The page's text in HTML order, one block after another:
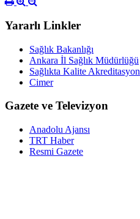
Yararlı Linkler
Sağlık Bakanlığı
Ankara İl Sağlık Müdürlüğü
Sağlıkta Kalite Akreditasyon
Cimer
Gazete ve Televizyon
Anadolu Ajansı
TRT Haber
Resmi Gazete